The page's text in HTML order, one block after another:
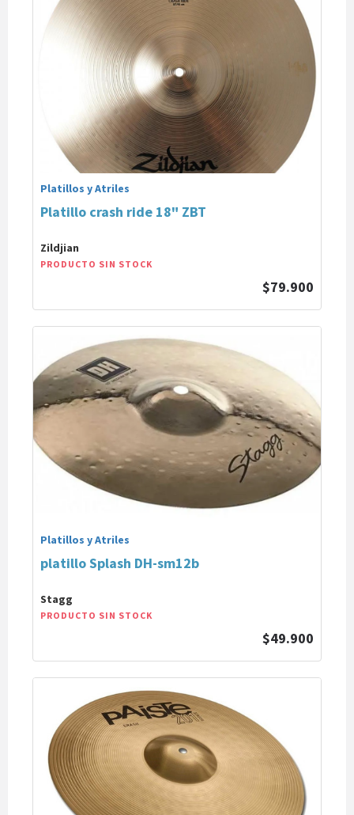
Platillos y Atriles
Platillo crash ride 18" ZBT
Zildjian
PRODUCTO SIN STOCK
$79.900
Platillos y Atriles
platillo Splash DH-sm12b
Stagg
PRODUCTO SIN STOCK
$49.900